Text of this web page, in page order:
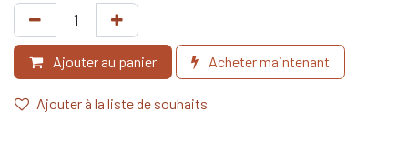
Ajouter au panier Acheter maintenant
Ajouter à la liste de souhaits